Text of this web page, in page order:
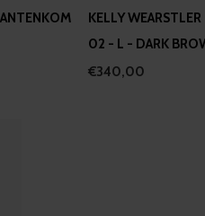
KELLY
02 - L - DARK
€340,00